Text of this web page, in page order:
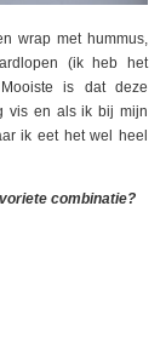
wrap met hummus,
(ik heb het
is dat deze
vis en als ik bij mijn
ik eet het wel heel
combinatie?